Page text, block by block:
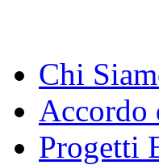
Chi
Accordo
Progetti